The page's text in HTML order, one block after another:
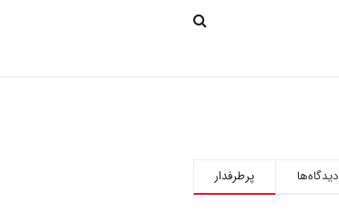
پرطرفدار دیدگاه‌ها